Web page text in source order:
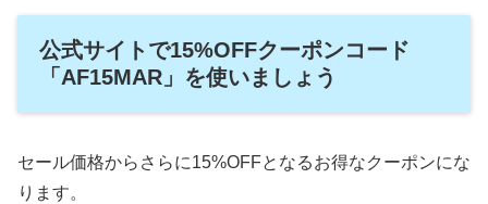
公式サイトで15%OFFクーポンコード
「AF15MAR」を使いましょう
セール価格からさらに15%OFFとなるお得なクーポンにな
ります。